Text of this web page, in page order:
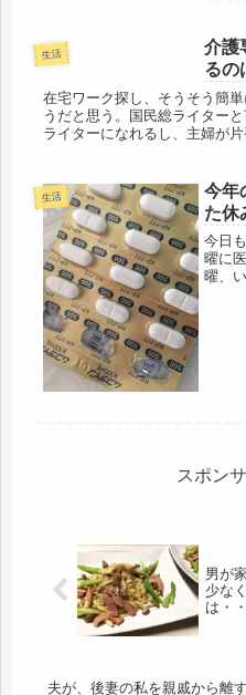
夏、
を使
で...
生活
介護
るの
在宅ワーク探し、そうそう簡
うだと思う。国民総ライター
ライターになれるし、主婦が
生活
今年
た休
今日
曜に
曜、
スポン
男が
少な
は・
夫が、後妻の私を親戚から離